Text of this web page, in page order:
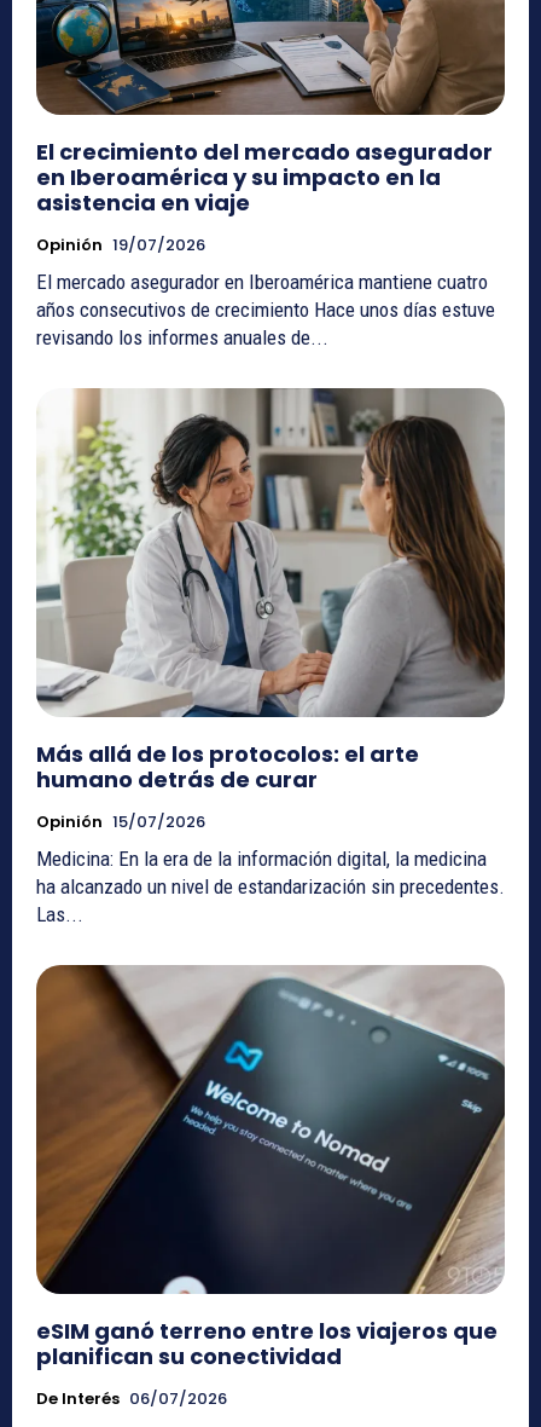
El crecimiento del mercado asegurador
en Iberoamérica y su impacto en la
asistencia en viaje
Opinión 19/07/2026
El mercado asegurador en Iberoamérica mantiene cuatro
años consecutivos de crecimiento Hace unos días estuve
revisando los informes anuales de...
Más allá de los protocolos: el arte
humano detrás de curar
Opinión 15/07/2026
Medicina: En la era de la información digital, la medicina
ha alcanzado un nivel de estandarización sin precedentes.
Las...
eSIM ganó terreno entre los viajeros que
planifican su conectividad
De Interés 06/07/2026